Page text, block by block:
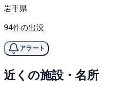
岩手県
94件の出没
アラート
近くの施設・名所